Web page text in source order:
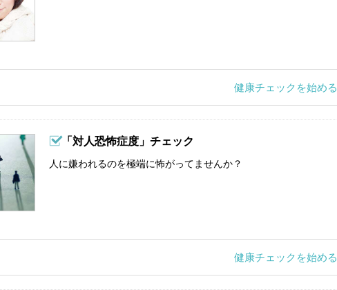
健康チェックを始める
「対人恐怖症度」チェック
人に嫌われるのを極端に怖がってませんか？
健康チェックを始める